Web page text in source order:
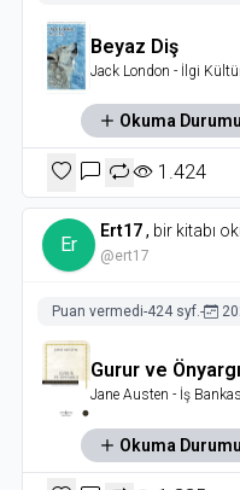
Beyaz Diş
Jack London - İlgi
Okuma Durumu
1.424
Er
Ert17, bir kitabı
@ert17
Puan vermedi-424 syf.-
Gurur ve Önyargı
Jane Austen - İş
Okuma Durumu